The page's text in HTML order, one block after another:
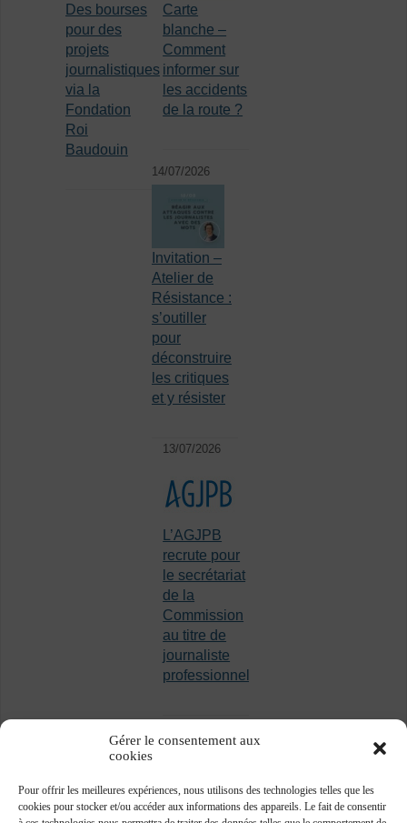
Gérer le consentement aux
cookies
Pour offrir les meilleures expériences, nous utilisons des technologies telles que les
cookies pour stocker et/ou accéder aux informations des appareils. Le fait de consentir
Des bourses
pour des
projets
journalistiques
via la
Fondation
Roi
Baudouin
Carte
blanche –
Comment
informer sur
les accidents
de la route ?
14/07/2026
Invitation –
Atelier de
Résistance :
s’outiller
pour
déconstruire
les critiques
et y résister
13/07/2026
L’AGJPB
recrute pour
le secrétariat
de la
Commission
au titre de
journaliste
professionnel